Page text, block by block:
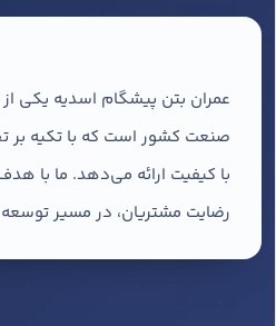
عمران بتن پیشگام اسدیه یکی
صنعت کشور است که با تکیه بر
با کیفیت ارائه می‌دهد. ما با
رضایت مشتریان، در مسیر توسعه